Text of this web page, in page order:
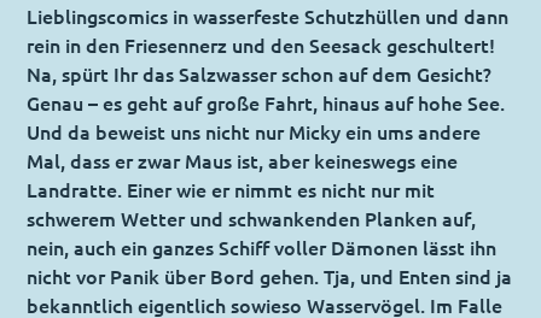
Lieblingscomics in wasserfeste Schutzhüllen und dann
rein in den Friesennerz und den Seesack geschultert!
Na, spürt Ihr das Salzwasser schon auf dem Gesicht?
Genau – es geht auf große Fahrt, hinaus auf hohe See.
Und da beweist uns nicht nur Micky ein ums andere
Mal, dass er zwar Maus ist, aber keineswegs eine
Landratte. Einer wie er nimmt es nicht nur mit
schwerem Wetter und schwankenden Planken auf,
nein, auch ein ganzes Schiff voller Dämonen lässt ihn
nicht vor Panik über Bord gehen. Tja, und Enten sind ja
bekanntlich eigentlich sowieso Wasservögel. Im Falle